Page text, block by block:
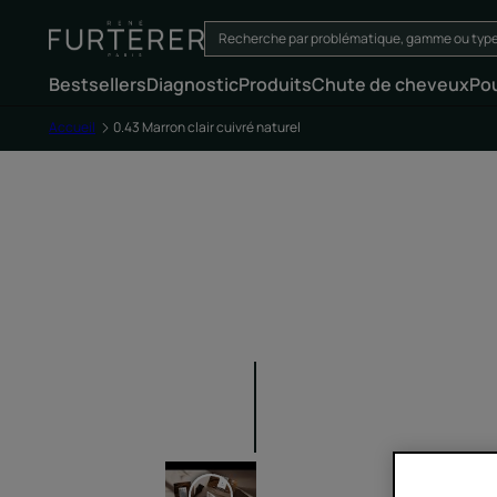
BestsellersDiagnosticProduitsChute de cheveux
Accueil 0.43 Marron clair cuivré naturel